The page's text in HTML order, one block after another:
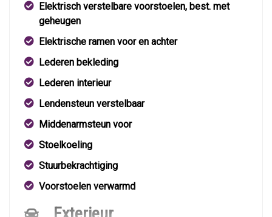
Elektrisch verstelbare voorstoelen, best. met
geheugen
Elektrische ramen voor en achter
Lederen bekleding
Lederen interieur
Lendensteun verstelbaar
Middenarmsteun voor
Stoelkoeling
Stuurbekrachtiging
Voorstoelen verwarmd